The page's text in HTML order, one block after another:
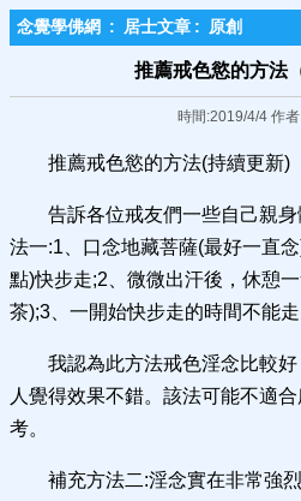
念覺學佛網 : 居士文章 : 原創
推薦戒色慾的方法
時間:2019/4/4 作
推薦戒色慾的方法(持續更新)
告訴各位戒友們一些自己親
法一:1、口念地藏菩薩(最好一直
點)快步走;2、微微出汗後，休憩
茶);3、一開始快步走的時間不能走
我認為此方法戒色淫念比較
人覺得效果不錯。該法可能不適
考。
補充方法二:淫念實在非常強